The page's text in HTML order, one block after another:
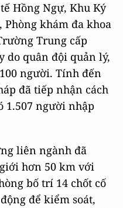
Hồng Ngự, Khu Ký
Phòng khám đa khoa
Trung cấp
do quân đội quản lý,
người. Tính đến
đã tiếp nhận cách
1.507 người nhập
liên ngành đã
hơn 50 km với
bố trí 14 chốt cố
để kiểm soát,